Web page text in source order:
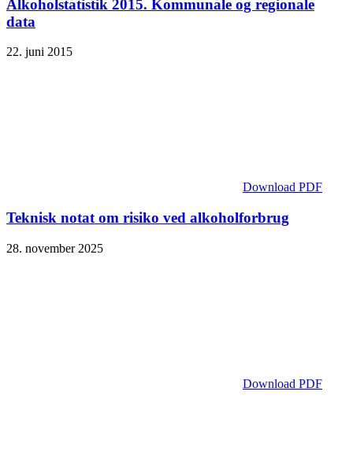
Alkoholstatistik 2015. Kommunale og regionale
data
22. juni 2015
Download PDF
Teknisk notat om risiko ved alkoholforbrug
28. november 2025
Download PDF